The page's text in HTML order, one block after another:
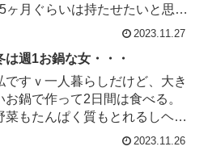
ヶ月ぐらいは持たせたいと思い
つつ今日は白ワインを一箱、食費
2023.11.27
は週1お鍋な女・・・
ですｖ一人暮らしだけど、大き
お鍋で作って2日間は食べる。
菜もたんぱく質もとれるしヘル
シーだし、と冬は週1回はお鍋に
2023.11.26